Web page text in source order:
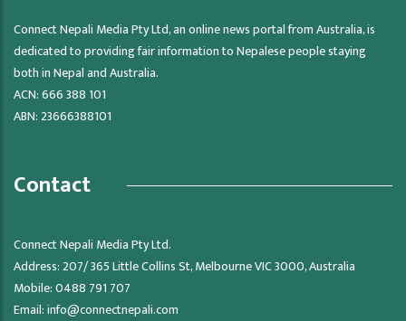
Connect Nepali Media Pty Ltd, an online news portal from Australia, is
dedicated to providing fair information to Nepalese people staying
both in Nepal and Australia.
ACN: 666 388 101
ABN: 23666388101
Contact
Connect Nepali Media Pty Ltd.
Address: 207/ 365 Little Collins St, Melbourne VIC 3000, Australia
Mobile: 0488 791 707
Email:info@connectnepali.com